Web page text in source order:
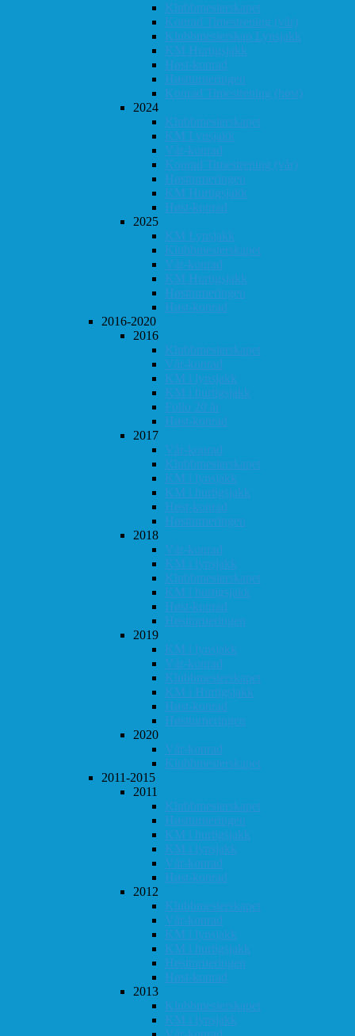
Klubbmesterskapet
Konrad Timestrening (vår)
Klubbmesterskap Lynsjakk
KM Hurtigsjakk
Høst-konrad
Høstturneringen
Konrad Timestrening (høst)
2024
Klubbmesterskapet
KM Lynsjakk
Vår-konrad
Konrad Timestrening (vår)
Høstturneringen
KM Hurtigsjakk
Høst-konrad
2025
KM Lynsjakk
Klubbmesterskapet
Vår-konrad
KM Hurtigsjakk
Høstturneringen
Høst-konrad
2016-2020
2016
Klubbmesterskapet
Vår-konrad
KM i lynsjakk
KM i hurtigsjakk
Follo 20 år
Høst-konrad
2017
Vår-konrad
Klubbmesterskapet
KM i lynsjakk
KM i hurtigsjakk
Høst-konrad
Høstturneringen
2018
Vår-konrad
KM i lynsjakk
Klubbmesterskapet
KM i hurtigsjakk
Høst-konrad
Høstturneringen
2019
KM i lynsjakk
Vår-konrad
Klubbmesterskapet
KM i Hurtigsjakk
Høst-konrad
Høstturneringen
2020
Vår-konrad
Klubbmesterskapet
2011-2015
2011
Klubbmesterskapet
Høstturneringen
KM i hurtigsjakk
KM i lynsjakk
Vår-konrad
Høst-konrad
2012
Klubbmesterskapet
Vår-konrad
KM i lynsjakk
KM i hurtigsjakk
Høstturneringen
Høst-konrad
2013
Klubbmesterskapet
KM i lynsjakk